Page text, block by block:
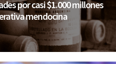
por casi $1.000 millones
mendocina